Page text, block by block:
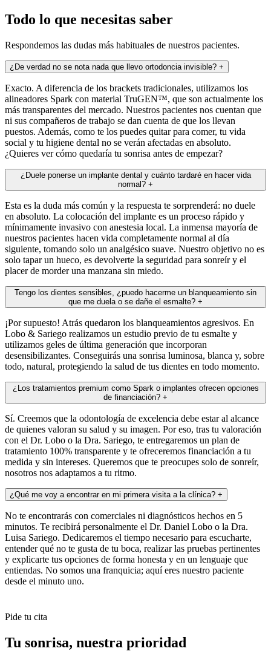
Todo lo que necesitas saber
Respondemos las dudas más habituales de nuestros pacientes.
¿De verdad no se nota nada que llevo ortodoncia invisible? +
Exacto. A diferencia de los brackets tradicionales, utilizamos los
alineadores Spark con material TruGEN™, que son actualmente los
más transparentes del mercado. Nuestros pacientes nos cuentan que
ni sus compañeros de trabajo se dan cuenta de que los llevan
puestos. Además, como te los puedes quitar para comer, tu vida
social y tu higiene dental no se verán afectadas en absoluto.
¿Quieres ver cómo quedaría tu sonrisa antes de empezar?
¿Duele ponerse un implante dental y cuánto tardaré en hacer vida
normal? +
Esta es la duda más común y la respuesta te sorprenderá: no duele
en absoluto. La colocación del implante es un proceso rápido y
mínimamente invasivo con anestesia local. La inmensa mayoría de
nuestros pacientes hacen vida completamente normal al día
siguiente, tomando solo un analgésico suave. Nuestro objetivo no es
solo tapar un hueco, es devolverte la seguridad para sonreír y el
placer de morder una manzana sin miedo.
Tengo los dientes sensibles, ¿puedo hacerme un blanqueamiento sin
que me duela o se dañe el esmalte? +
¡Por supuesto! Atrás quedaron los blanqueamientos agresivos. En
Lobo & Sariego realizamos un estudio previo de tu esmalte y
utilizamos geles de última generación que incorporan
desensibilizantes. Conseguirás una sonrisa luminosa, blanca y, sobre
todo, natural, protegiendo la salud de tus dientes en todo momento.
¿Los tratamientos premium como Spark o implantes ofrecen opciones
de financiación? +
Sí. Creemos que la odontología de excelencia debe estar al alcance
de quienes valoran su salud y su imagen. Por eso, tras tu valoración
con el Dr. Lobo o la Dra. Sariego, te entregaremos un plan de
tratamiento 100% transparente y te ofreceremos financiación a tu
medida y sin intereses. Queremos que te preocupes solo de sonreír,
nosotros nos adaptamos a tu ritmo.
¿Qué me voy a encontrar en mi primera visita a la clínica? +
No te encontrarás con comerciales ni diagnósticos hechos en 5
minutos. Te recibirá personalmente el Dr. Daniel Lobo o la Dra.
Luisa Sariego. Dedicaremos el tiempo necesario para escucharte,
entender qué no te gusta de tu boca, realizar las pruebas pertinentes
y explicarte tus opciones de forma honesta y en un lenguaje que
entiendas. No somos una franquicia; aquí eres nuestro paciente
desde el minuto uno.
Pide tu cita
Tu sonrisa, nuestra prioridad